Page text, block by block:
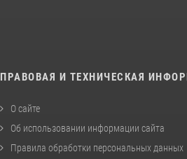
ПРАВОВАЯ И ТЕХНИЧЕСКАЯ
О сайте
Об использовании информации сайта
Правила обработки персональных данных